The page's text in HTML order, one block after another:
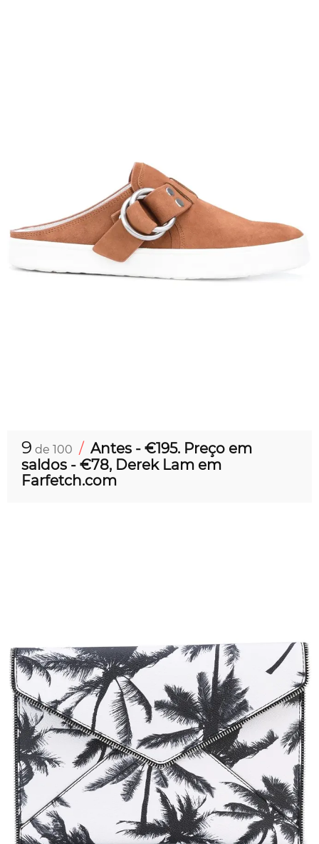
9 de 100 / Antes - €195. Preço em
saldos - €78, Derek Lam em
Farfetch.com